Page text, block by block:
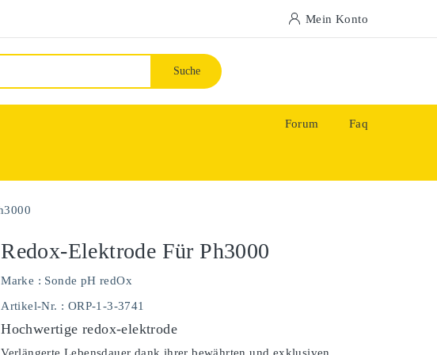
Mein Konto
Suche
Forum Faq
Redox-Elektrode Für Ph3000
Marke : Sonde pH redOx
Artikel-Nr. : ORP-1-3-3741
Hochwertige redox-elektrode